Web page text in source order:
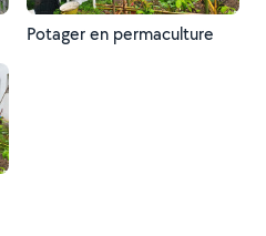
Potager en permaculture